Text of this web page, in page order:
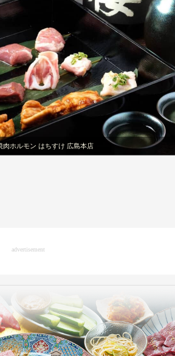
肉ホルモン はちすけ 広島本店
advertisement